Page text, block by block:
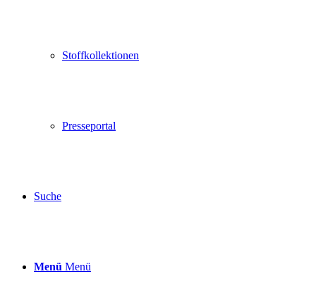
Stoffkollektionen
Presseportal
Suche
Menü Menü